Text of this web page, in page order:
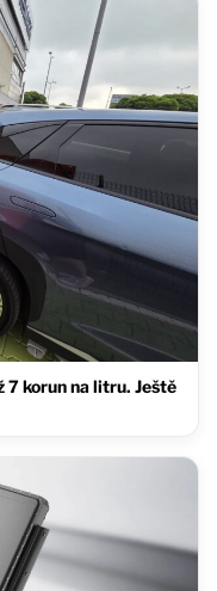
korun na litru. Ještě